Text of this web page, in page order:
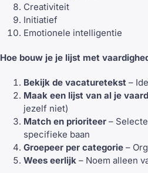
Creativiteit
Initiatief
Emotionele intelligentie
Hoe bouw je je lijst met
Bekijk de vacaturetekst –
Maak een lijst van al je
jezelf niet)
Match en prioriteer –
specifieke baan
Groepeer per categorie –
Wees eerlijk – Noem alleen